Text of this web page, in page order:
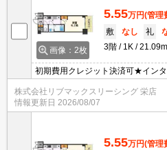
画像：2枚
5.55万円(管理
敷
なし 礼
3階
1K
初期費用クレジット決済可★イン
ど設備充実♪徒歩圏内に複数のス
活便利なエリアです♪
株式会社リブマックスリーシング 栄店
情報更新日 2026/08/07
5.55万円(管理